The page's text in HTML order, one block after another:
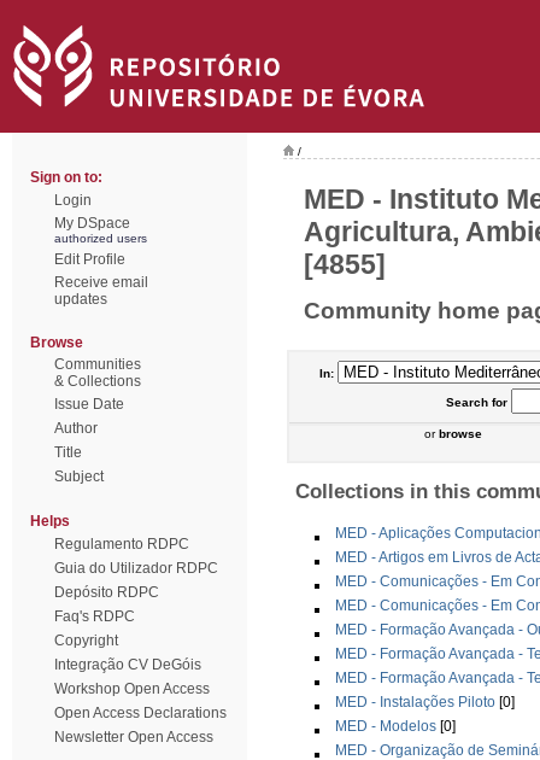
Sign on to:
Login
My DSpace
authorized users
Edit Profile
Receive email
updates
Browse
Communities
& Collections
Issue Date
Author
Title
Subject
Helps
Regulamento RDPC
Guia do Utilizador RDPC
Depósito RDPC
Faq's RDPC
Copyright
Integração CV DeGóis
Workshop Open Access
Open Access Declarations
Newsletter Open Access
/
MED - Instituto
Agricultura,
[4855]
Community home
In:
Searchfor
orbrowse
Collections in this
MED - Aplicações
MED - Artigos em Livros de
MED - Comunicações - Em
MED - Comunicações - Em
MED - Formação Avançada -
MED - Formação Avançada -
MED - Formação Avançada -
MED - Instalações Piloto [0]
MED - Modelos [0]
MED - Organização de